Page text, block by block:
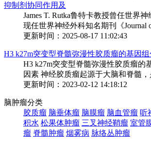
抑制剂协同作用及
James T. Rutka鲁特卡教授曾任世界神
现任世界神经外科知名期刊《Journal
更新时间：2025-08-17 11:02:43
H3 k27m突变型脊髓弥漫性胶质瘤的基因
H3 k27m突变型脊髓弥漫性胶质瘤的
因素 神经胶质瘤起源于大脑和脊髓，
更新时间：2023-02-12 14:18:12
脑肿瘤分类
胶质瘤 脑垂体瘤 脑膜瘤 脑血管瘤 听
积水 松果体肿瘤 三叉神经鞘瘤 室管
瘤 脊髓肿瘤 烟雾病 脉络丛肿瘤